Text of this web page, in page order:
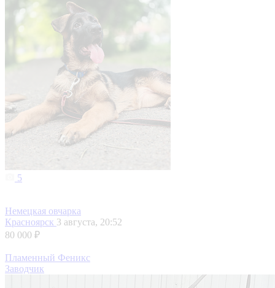
5
Немецкая овчарка
Красноярск 3 августа, 20:52
80 000 ₽
Пламенный Феникс
Заводчик